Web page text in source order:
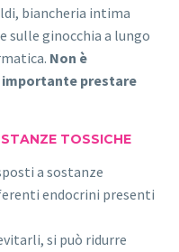
biancheria intima
ginocchia a lungo
Non è
importante prestare
TOSSICHE
a sostanze
endocrini presenti
si può ridurre